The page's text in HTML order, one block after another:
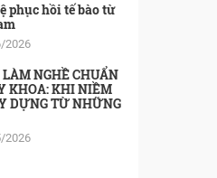
phục hồi tế bào từ
2026
LÀM NGHỀ CHUẨN
KHOA: KHI NIỀM
DỰNG TỪ NHỮNG
2026